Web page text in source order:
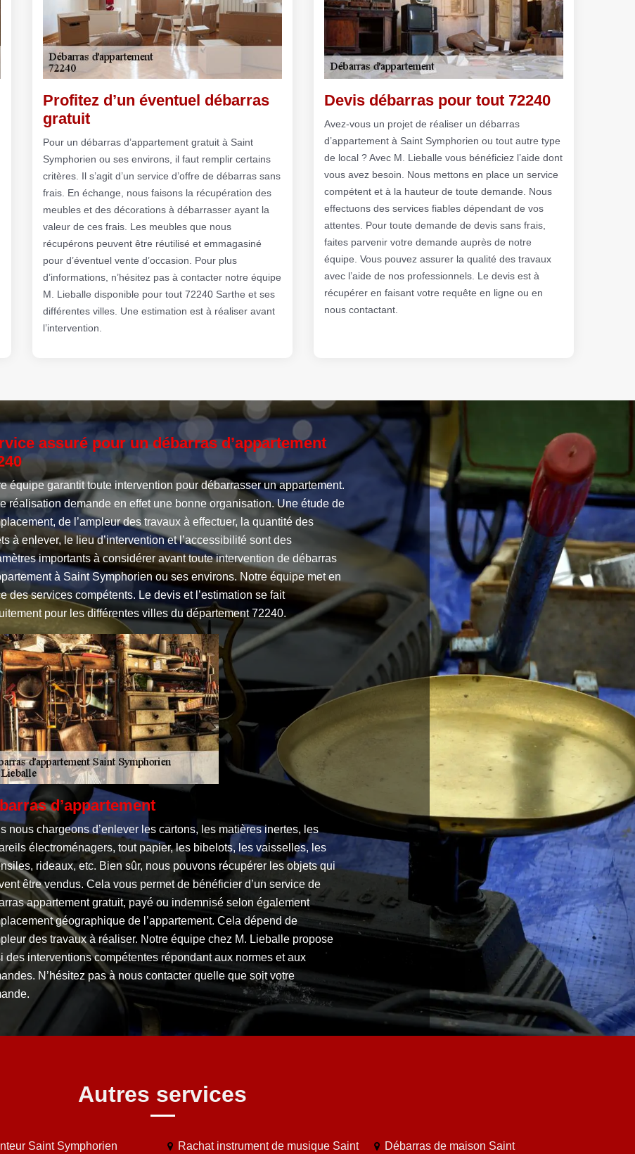
Profitez d’un éventuel débarras
gratuit
Pour un débarras d’appartement gratuit à Saint
Symphorien ou ses environs, il faut remplir certains
critères. Il s’agit d’un service d’offre de débarras sans
frais. En échange, nous faisons la récupération des
meubles et des décorations à débarrasser ayant la
valeur de ces frais. Les meubles que nous
récupérons peuvent être réutilisé et emmagasiné
pour d’éventuel vente d’occasion. Pour plus
d’informations, n’hésitez pas à contacter notre équipe
M. Lieballe disponible pour tout 72240 Sarthe et ses
différentes villes. Une estimation est à réaliser avant
l’intervention.
Devis débarras pour tout 72240
Avez-vous un projet de réaliser un débarras
d’appartement à Saint Symphorien ou tout autre type
de local ? Avec M. Lieballe vous bénéficiez l’aide dont
vous avez besoin. Nous mettons en place un service
compétent et à la hauteur de toute demande. Nous
effectuons des services fiables dépendant de vos
attentes. Pour toute demande de devis sans frais,
faites parvenir votre demande auprès de notre
équipe. Vous pouvez assurer la qualité des travaux
avec l’aide de nos professionnels. Le devis est à
récupérer en faisant votre requête en ligne ou en
nous contactant.
assuré pour un débarras d’appartement
équipe garantit toute intervention pour débarrasser un appartement.
réalisation demande en effet une bonne organisation. Une étude de
de l’ampleur des travaux à effectuer, la quantité des
à enlever, le lieu d’intervention et l’accessibilité sont des
importants à considérer avant toute intervention de débarras
à Saint Symphorien ou ses environs. Notre équipe met en
des services compétents. Le devis et l’estimation se fait
pour les différentes villes du département 72240.
d’appartement
nous chargeons d’enlever les cartons, les matières inertes, les
électroménagers, tout papier, les bibelots, les vaisselles, les
rideaux, etc. Bien sûr, nous pouvons récupérer les objets qui
être vendus. Cela vous permet de bénéficier d’un service de
appartement gratuit, payé ou indemnisé selon également
géographique de l’appartement. Cela dépend de
des travaux à réaliser. Notre équipe chez M. Lieballe propose
des interventions compétentes répondant aux normes et aux
N’hésitez pas à nous contacter quelle que soit votre
Autres services
Saint Symphorien
Rachat instrument de musique Saint
Débarras de maison Saint